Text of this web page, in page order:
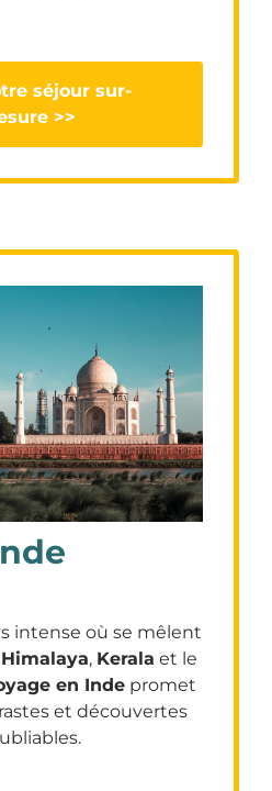
séjour sur-
>>
intense où se mêlent
Himalaya, Kerala et le
en Inde promet
et découvertes